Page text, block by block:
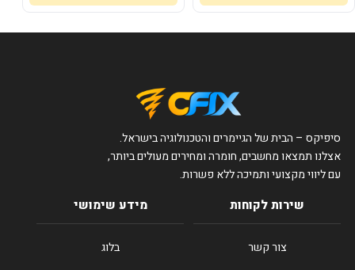
סיפיקס – הבית של הגיימרים והטכנולוגיה בישראל.
אצלנו תמצאו מחשבים, חומרה ומחירים מעולים ביותר,
עם ליווי מקצועי ותמיכה ללא פשרות.
שירות לקוחות
צור קשר
מידע שימושי
בלוג